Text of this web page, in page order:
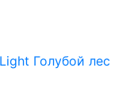
Голубой лес